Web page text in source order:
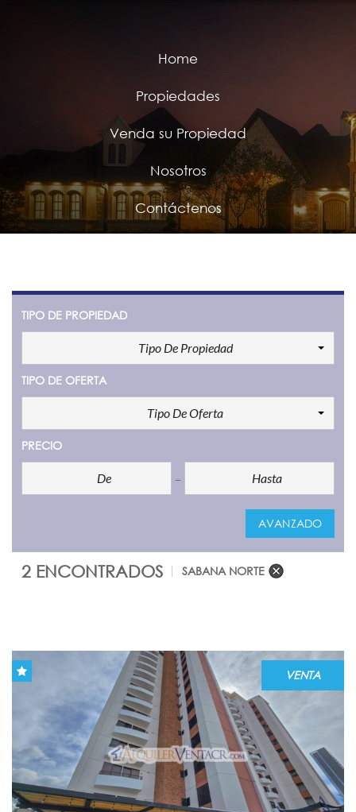
Home
Propiedades
Venda su Propiedad
Nosotros
Contáctenos
TIPO DE PROPIEDAD
Tipo De Propiedad
TIPO DE OFERTA
Tipo De Oferta
PRECIO
AVANZADO
2 ENCONTRADOS SABANA NORTE
VENTA